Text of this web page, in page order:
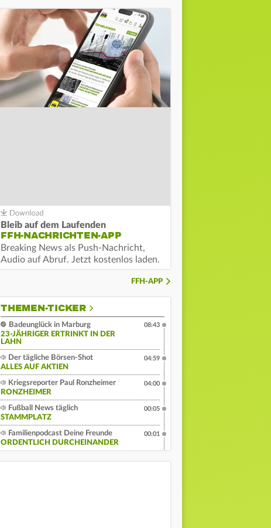
Bleib auf dem Laufenden
FFH-NACHRICHTEN-APP
Breaking News als Push-Nachricht,
Audio auf Abruf. Jetzt kostenlos laden.
FFH-APP
THEMEN-TICKER
Badeunglück in Marburg
23-JÄHRIGER ERTRINKT IN DER
LAHN
08:43
Der tägliche Börsen-Shot
ALLES AUF AKTIEN
04:59
Kriegsreporter Paul Ronzheimer
RONZHEIMER
04:00
Fußball News täglich
STAMMPLATZ
00:05
Familienpodcast Deine Freunde
ORDENTLICH DURCHEINANDER
00:01